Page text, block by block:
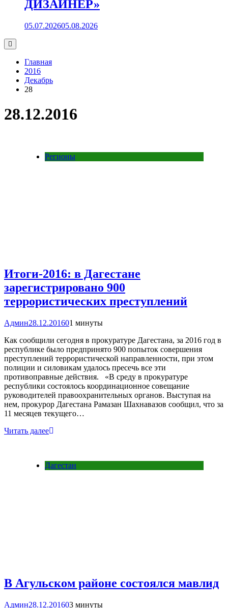
ДИЗАЙНЕР»
05.07.202605.08.2026
Главная
2016
Декабрь
28
28.12.2016
Регионы
Итоги-2016: в Дагестане
зарегистрировано 900
террористических преступлений
Админ28.12.201601 минуты
Как сообщили сегодня в прокуратуре Дагестана, за 2016 год в
республике было предпринято 900 попыток совершения
преступлений террористической направленности, при этом
полиции и силовикам удалось пресечь все эти
противоправные действия. «В среду в прокуратуре
республики состоялось координационное совещание
руководителей правоохранительных органов. Выступая на
нем, прокурор Дагестана Рамазан Шахнавазов сообщил, что за
11 месяцев текущего…
Читать далее
Дагестан
В Агульском районе состоялся мавлид
Админ28.12.201603 минуты